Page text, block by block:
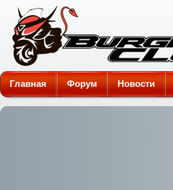
Burgman-Club
Главная Форум Новости